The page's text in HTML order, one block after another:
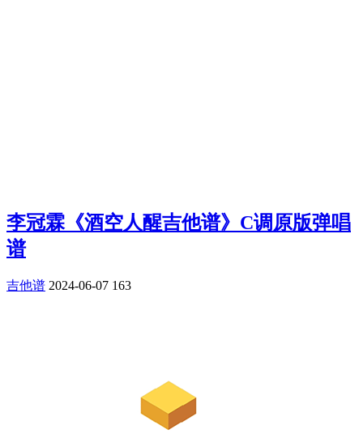
李冠霖《酒空人醒吉他谱》C调原版弹唱
谱
吉他谱 2024-06-07 163